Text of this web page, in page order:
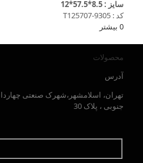
سایز : 8.5*57.5*12
کد : T125707-9305
0 بیشتر
محصولات
آدرس
جنوبی ، پلاک 30